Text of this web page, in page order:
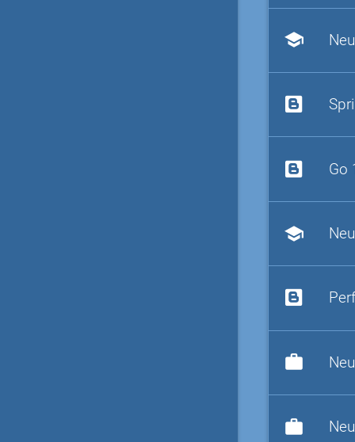
school
Go
school
work
work